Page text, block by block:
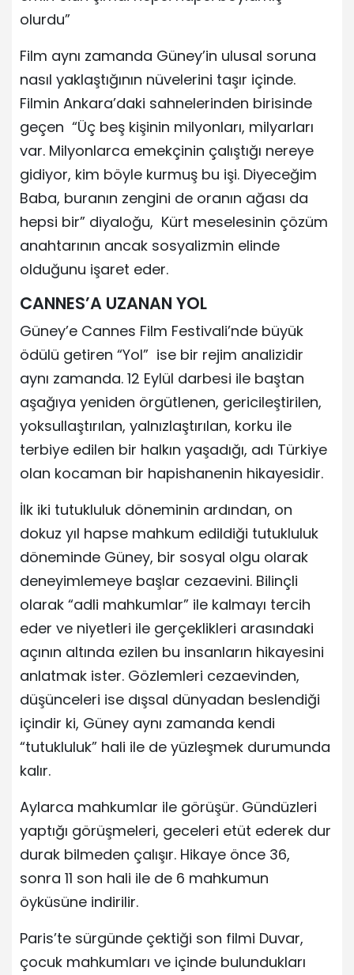
olurdu”
Film aynı zamanda Güney’in ulusal soruna
nasıl yaklaştığının nüvelerini taşır içinde.
Filmin Ankara’daki sahnelerinden birisinde
geçen “Üç beş kişinin milyonları, milyarları
var. Milyonlarca emekçinin çalıştığı nereye
gidiyor, kim böyle kurmuş bu işi. Diyeceğim
Baba, buranın zengini de oranın ağası da
hepsi bir” diyaloğu, Kürt meselesinin çözüm
anahtarının ancak sosyalizmin elinde
olduğunu işaret eder.
CANNES’A UZANAN YOL
Güney’e Cannes Film Festivali’nde büyük
ödülü getiren “Yol” ise bir rejim analizidir
aynı zamanda. 12 Eylül darbesi ile baştan
aşağıya yeniden örgütlenen, gericileştirilen,
yoksullaştırılan, yalnızlaştırılan, korku ile
terbiye edilen bir halkın yaşadığı, adı Türkiye
olan kocaman bir hapishanenin hikayesidir.
İlk iki tutukluluk döneminin ardından, on
dokuz yıl hapse mahkum edildiği tutukluluk
döneminde Güney, bir sosyal olgu olarak
deneyimlemeye başlar cezaevini. Bilinçli
olarak “adli mahkumlar” ile kalmayı tercih
eder ve niyetleri ile gerçeklikleri arasındaki
açının altında ezilen bu insanların hikayesini
anlatmak ister. Gözlemleri cezaevinden,
düşünceleri ise dışsal dünyadan beslendiği
içindir ki, Güney aynı zamanda kendi
“tutukluluk” hali ile de yüzleşmek durumunda
kalır.
Aylarca mahkumlar ile görüşür. Gündüzleri
yaptığı görüşmeleri, geceleri etüt ederek dur
durak bilmeden çalışır. Hikaye önce 36,
sonra 11 son hali ile de 6 mahkumun
öyküsüne indirilir.
Paris’te sürgünde çektiği son filmi Duvar,
çocuk mahkumları ve içinde bulundukları